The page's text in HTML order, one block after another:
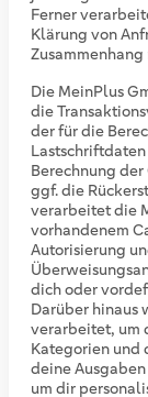
Ferner
Klärung von
Die MeinPlus
die
der für die
Berechnung
ggf. die
verarbeitet die
vorhandenem
Autorisierung
dich oder
Darüber hinaus
verarbeitet, um
Kategorien und
deine
um dir